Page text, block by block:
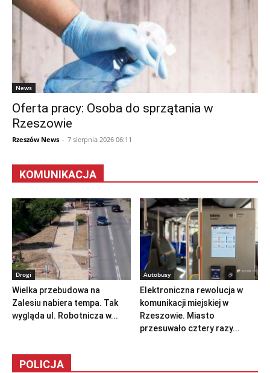
News
Oferta pracy: Osoba do sprzątania w
Rzeszowie
Rzeszów News - 7 sierpnia 2026 06:11
KOMUNIKACJA
Drogi
Wielka przebudowa na
Zalesiu nabiera tempa. Tak
wygląda ul. Robotnicza w...
Autobusy
Elektroniczna rewolucja w
komunikacji miejskiej w
Rzeszowie. Miasto
przesuwało cztery razy...
POLICJA